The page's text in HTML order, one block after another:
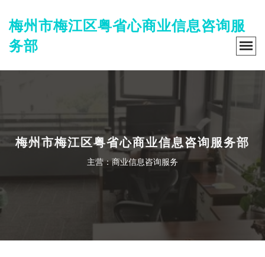
梅州市梅江区粤省心商业信息咨询服
务部
梅州市梅江区粤省心商业信息咨询服务部
主营：商业信息咨询服务